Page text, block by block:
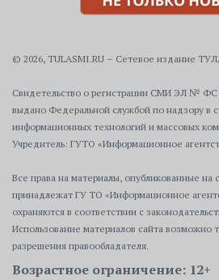
© 2026, TULASMI.RU – Сетевое издание
Свидетельство о регистрации СМИ ЭЛ № ФС
выдано Федеральной службой по надзору в
информационных технологий и массовых
Учредитель: ГУТО «Информационное
Все права на материалы, опубликованные на
принадлежат ГУ ТО «Информационное
охраняются в соответствии с
Использование материалов сайта возможно
разрешения правообладателя.
Возрастное ограничение: 12+